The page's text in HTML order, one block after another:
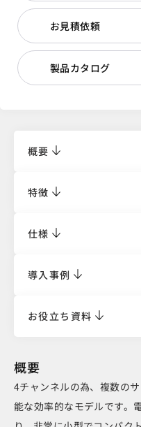
お見積依頼
製品カタログ
概要
特徴
仕様
導入事例
お役立ち資料
概要
4チャンネルの為、複数の
能な効率的なモデルです。